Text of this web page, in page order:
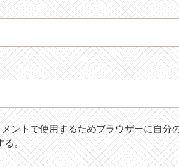
ントで使用するためブラウザーに自分
る。